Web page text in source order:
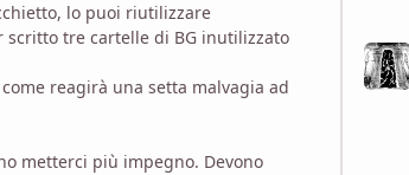
lo puoi riutilizzare
tre cartelle di BG inutilizzato
reagirà una setta malvagia ad
metterci più impegno. Devono